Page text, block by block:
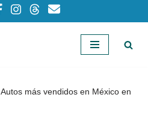
Autos más vendidos en México en